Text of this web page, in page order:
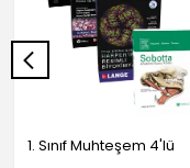
1. Sınıf Muhteşem 4'lü